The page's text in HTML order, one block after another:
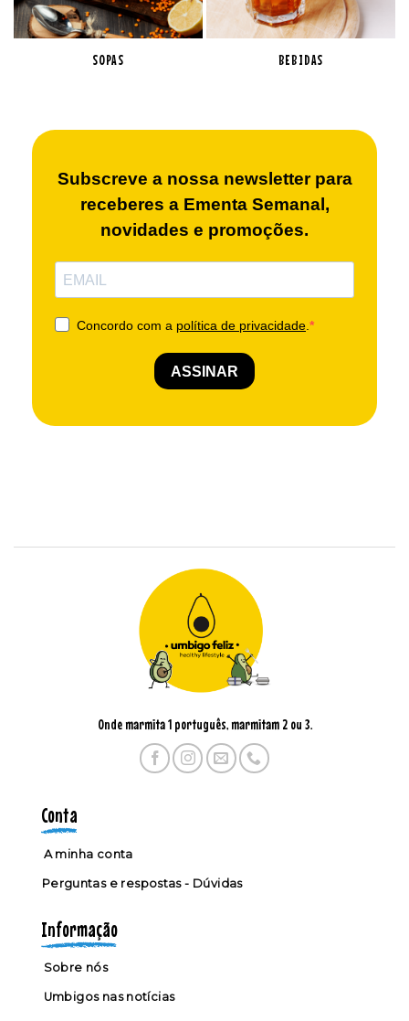
SOPAS BEBIDAS
Onde marmita 1 português, marmitam 2 ou 3.
Conta
A minha conta
Perguntas e respostas - Dúvidas
Informação
Sobre nós
Umbigos nas notícias